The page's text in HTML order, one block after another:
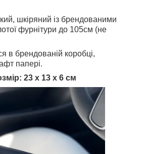
шкіряний із брендованими
фурнітури до 105см (не
в брендованій коробці,
папері.
23 х 13 х 6 см